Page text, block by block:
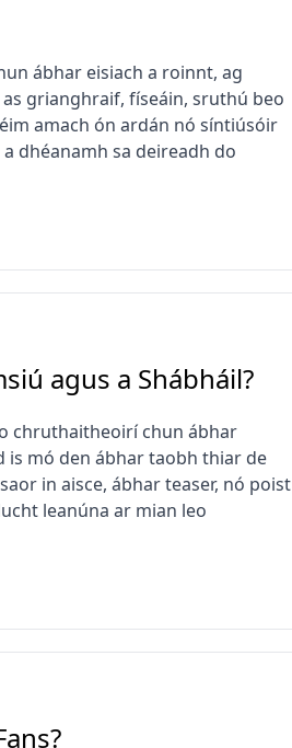
ábhar eisiach a roinnt, ag
grianghraif, físeáin, sruthú beo
amach ón ardán nó síntiúsóir
dhéanamh sa deireadh do
agus a Shábháil?
chruthaitheoirí chun ábhar
is mó den ábhar taobh thiar de
in aisce, ábhar teaser, nó poist
leanúna ar mian leo